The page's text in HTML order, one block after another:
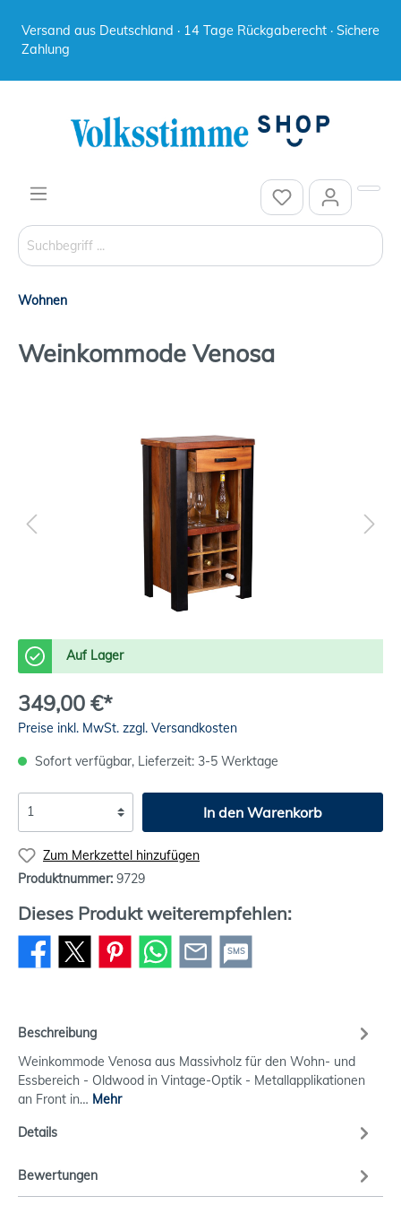
Versand aus Deutschland · 14 Tage Rückgaberecht · Sichere
Zahlung
Wohnen
Weinkommode Venosa
Auf Lager
349,00 €*
Preise inkl. MwSt. zzgl. Versandkosten
Sofort verfügbar, Lieferzeit: 3-5 Werktage
In den Warenkorb
Zum Merkzettel hinzufügen
Produktnummer: 9729
Dieses Produkt weiterempfehlen:
SMS
Beschreibung
Weinkommode Venosa aus Massivholz für den Wohn- und
Essbereich - Oldwood in Vintage-Optik - Metallapplikationen
an Front in… Mehr
Details
Bewertungen